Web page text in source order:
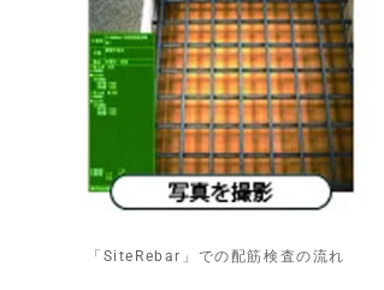
「SiteRebar」での配筋検査の流れ